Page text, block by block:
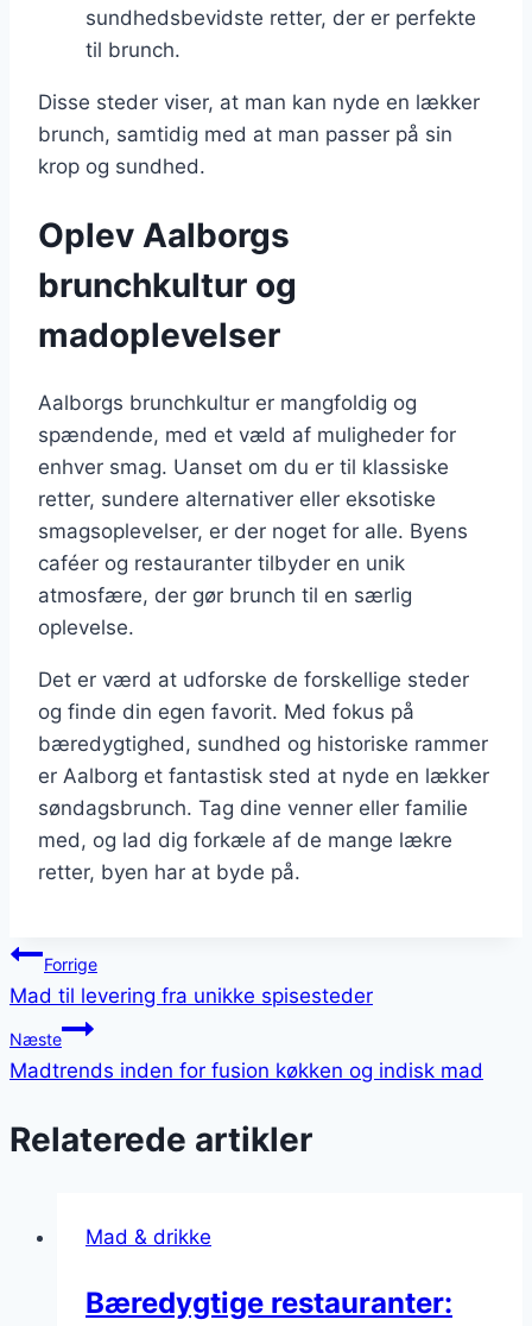
sundhedsbevidste retter, der er perfekte
til brunch.
Disse steder viser, at man kan nyde en lækker
brunch, samtidig med at man passer på sin
krop og sundhed.
Oplev Aalborgs
brunchkultur og
madoplevelser
Aalborgs brunchkultur er mangfoldig og
spændende, med et væld af muligheder for
enhver smag. Uanset om du er til klassiske
retter, sundere alternativer eller eksotiske
smagsoplevelser, er der noget for alle. Byens
caféer og restauranter tilbyder en unik
atmosfære, der gør brunch til en særlig
oplevelse.
Det er værd at udforske de forskellige steder
og finde din egen favorit. Med fokus på
bæredygtighed, sundhed og historiske rammer
er Aalborg et fantastisk sted at nyde en lækker
søndagsbrunch. Tag dine venner eller familie
med, og lad dig forkæle af de mange lækre
retter, byen har at byde på.
Indlægsnavigation
Forrige
Mad til levering fra unikke spisesteder
Næste
Madtrends inden for fusion køkken og indisk mad
Relaterede artikler
Mad & drikke
Bæredygtige restauranter: